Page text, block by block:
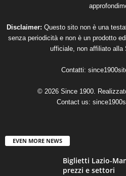
Disclaimer: Questo sito non è una
senza periodicità e non è un prodotto
ufficiale, non affiliato alla
Contatti:
© 2026 Since 1900.
Contact us:
EVEN MORE NEWS
Biglietti Lazio-
prezzi e settori